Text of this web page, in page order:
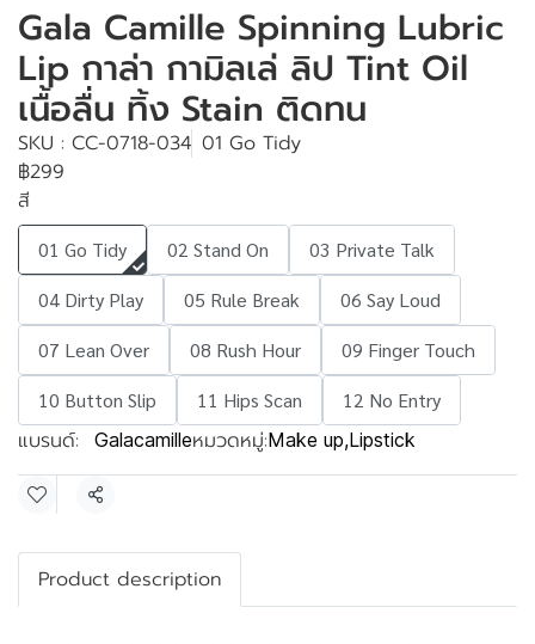
Gala Camille Spinning Lubric
Lip กาล่า กามิลเล่ ลิป Tint Oil
เนื้อลื่น ทิ้ง Stain ติดทน
SKU : CC-0718-034 01 Go Tidy
฿299
สี
01 Go Tidy 02 Stand On
03 Private Talk
04 Dirty Play
05 Rule Break
06 Say Loud
07 Lean Over
08 Rush Hour
09 Finger Touch
10 Button Slip
11 Hips Scan 12 No Entry
แบรนด์: Galacamilleหมวดหมู่:Make up,Lipstick
แชร์
Product description